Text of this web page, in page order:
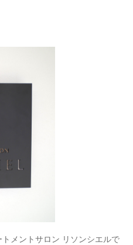
メントサロン リソンシエルで